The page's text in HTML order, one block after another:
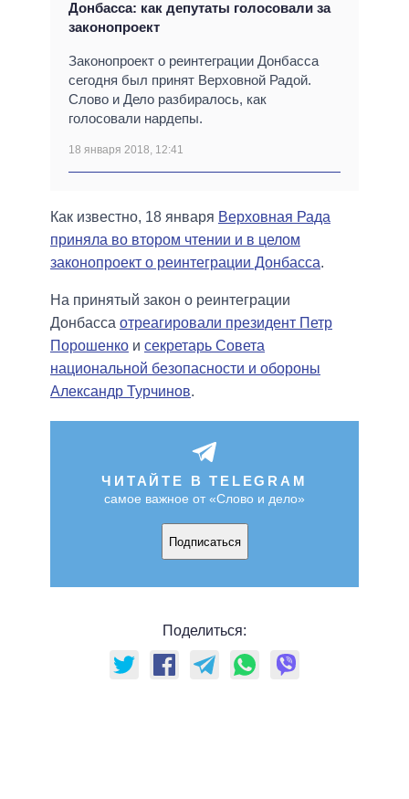
Донбасса: как депутаты голосовали за
законопроект
Законопроект о реинтеграции Донбасса
сегодня был принят Верховной Радой.
Слово и Дело разбиралось, как
голосовали нардепы.
18 января 2018, 12:41
Как известно, 18 января Верховная Рада
приняла во втором чтении и в целом
законопроект о реинтеграции Донбасса.
На принятый закон о реинтеграции
Донбасса отреагировали президент Петр
Порошенко и секретарь Совета
национальной безопасности и обороны
Александр Турчинов.
ЧИТАЙТЕ В TELEGRAM
самое важное от «Слово и дело»
Подписаться
Поделиться: